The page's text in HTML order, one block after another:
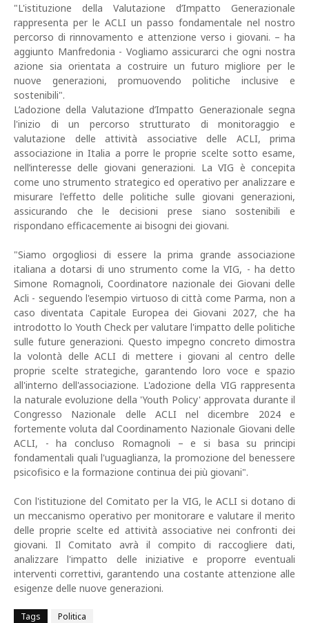
"L'istituzione della Valutazione d’Impatto Generazionale
rappresenta per le ACLI un passo fondamentale nel nostro
percorso di rinnovamento e attenzione verso i giovani. – ha
aggiunto Manfredonia - Vogliamo assicurarci che ogni nostra
azione sia orientata a costruire un futuro migliore per le
nuove generazioni, promuovendo politiche inclusive e
sostenibili".
L’adozione della Valutazione d’Impatto Generazionale segna
l'inizio di un percorso strutturato di monitoraggio e
valutazione delle attività associative delle ACLI, prima
associazione in Italia a porre le proprie scelte sotto esame,
nell’interesse delle giovani generazioni. La VIG è concepita
come uno strumento strategico ed operativo per analizzare e
misurare l'effetto delle politiche sulle giovani generazioni,
assicurando che le decisioni prese siano sostenibili e
rispondano efficacemente ai bisogni dei giovani.
"Siamo orgogliosi di essere la prima grande associazione
italiana a dotarsi di uno strumento come la VIG, - ha detto
Simone Romagnoli, Coordinatore nazionale dei Giovani delle
Acli - seguendo l'esempio virtuoso di città come Parma, non a
caso diventata Capitale Europea dei Giovani 2027, che ha
introdotto lo Youth Check per valutare l'impatto delle politiche
sulle future generazioni. Questo impegno concreto dimostra
la volontà delle ACLI di mettere i giovani al centro delle
proprie scelte strategiche, garantendo loro voce e spazio
all'interno dell'associazione. L'adozione della VIG rappresenta
la naturale evoluzione della 'Youth Policy' approvata durante il
Congresso Nazionale delle ACLI nel dicembre 2024 e
fortemente voluta dal Coordinamento Nazionale Giovani delle
ACLI, - ha concluso Romagnoli – e si basa su principi
fondamentali quali l'uguaglianza, la promozione del benessere
psicofisico e la formazione continua dei più giovani".
Con l'istituzione del Comitato per la VIG, le ACLI si dotano di
un meccanismo operativo per monitorare e valutare il merito
delle proprie scelte ed attività associative nei confronti dei
giovani. Il Comitato avrà il compito di raccogliere dati,
analizzare l'impatto delle iniziative e proporre eventuali
interventi correttivi, garantendo una costante attenzione alle
esigenze delle nuove generazioni.
Tags Politica